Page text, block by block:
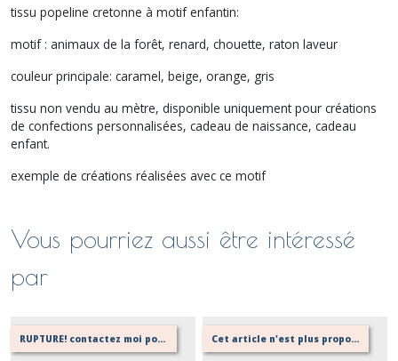
tissu popeline cretonne à motif enfantin:
motif : animaux de la forêt, renard, chouette, raton laveur
couleur principale: caramel, beige, orange, gris
tissu non vendu au mètre, disponible uniquement pour créations
de confections personnalisées, cadeau de naissance, cadeau
enfant.
exemple de créations réalisées avec ce motif
Vous pourriez aussi être intéressé
par
RUPTURE! contactez moi pour vérifier si réassort possible Cet article n'est plus proposé, retournez au menu principal ou contactez moi!